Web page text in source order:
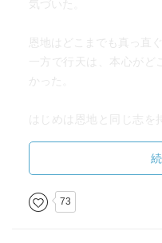
気づいた。
恩地はどこまでも真っ直
一方で行天は、本心がど
かった。
はじめは恩地と同じ志
それが彼の本心なのか、
のか。
気になってもう一度最初
私が読み飛ばしたのか
73